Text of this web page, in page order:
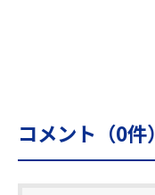
コメント（0件）